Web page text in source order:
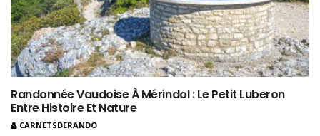
Randonnée Vaudoise À Mérindol : Le Petit Luberon
Entre Histoire Et Nature
CARNETSDERANDO